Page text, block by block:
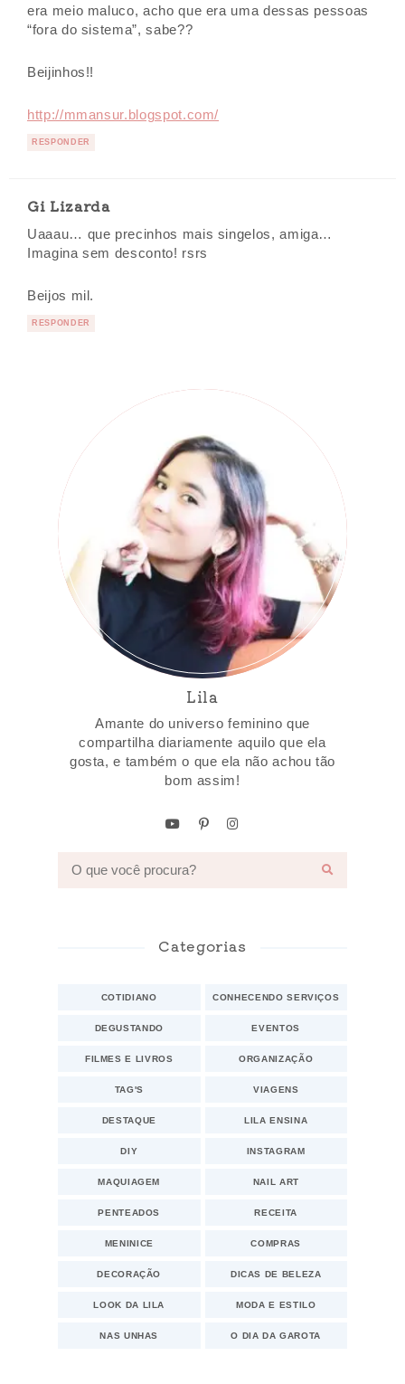
era meio maluco, acho que era uma dessas pessoas
“fora do sistema”, sabe??
Beijinhos!!
http://mmansur.blogspot.com/
RESPONDER
Gi Lizarda
Uaaau… que precinhos mais singelos, amiga…
Imagina sem desconto! rsrs
Beijos mil.
RESPONDER
Lila
Amante do universo feminino que
compartilha diariamente aquilo que ela
gosta, e também o que ela não achou tão
bom assim!
Categorias
COTIDIANO CONHECENDO SERVIÇOS
DEGUSTANDO EVENTOS
FILMES E LIVROS ORGANIZAÇÃO
TAG'S VIAGENS
DESTAQUE LILA ENSINA
DIY INSTAGRAM
MAQUIAGEM NAIL ART
PENTEADOS RECEITA
MENINICE COMPRAS
DECORAÇÃO DICAS DE BELEZA
LOOK DA LILA MODA E ESTILO
NAS UNHAS O DIA DA GAROTA